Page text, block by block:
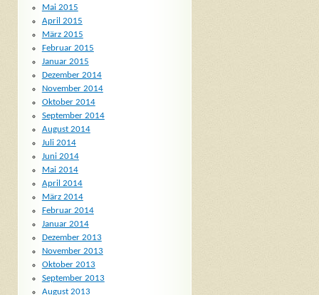
Mai 2015
April 2015
März 2015
Februar 2015
Januar 2015
Dezember 2014
November 2014
Oktober 2014
September 2014
August 2014
Juli 2014
Juni 2014
Mai 2014
April 2014
März 2014
Februar 2014
Januar 2014
Dezember 2013
November 2013
Oktober 2013
September 2013
August 2013